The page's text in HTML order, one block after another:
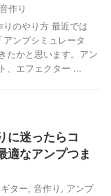
音作り
りのやり方 最近では
ンプシミュレータ
たかと思います。アン
、エフェクター ...
に迷ったらコ
適なアンプつま
ター 音作り
アンプ